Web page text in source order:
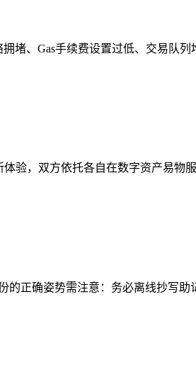
堵、Gas手续费设置过低、交易队
验，双方依托各自在数字资产易物
正确姿势需注意：务必离线抄写